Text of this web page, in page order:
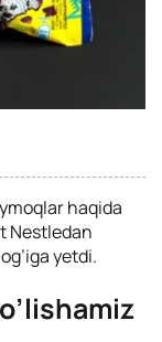
haqida
Nestledan
yetdi.